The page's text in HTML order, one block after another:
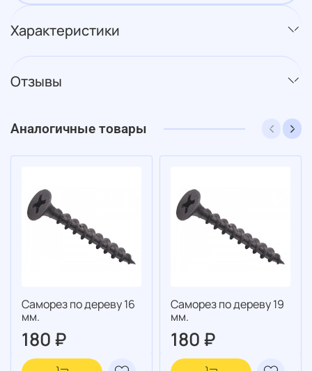
Характеристики
Отзывы
Аналогичные товары
Саморез по дереву 16
мм.
180 ₽
Саморез по дереву 19
мм.
180 ₽